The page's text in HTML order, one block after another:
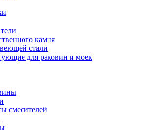
камня
стали
для раковин и моек
смесителей